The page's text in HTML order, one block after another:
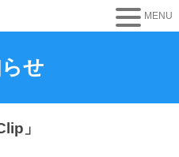
せ
」